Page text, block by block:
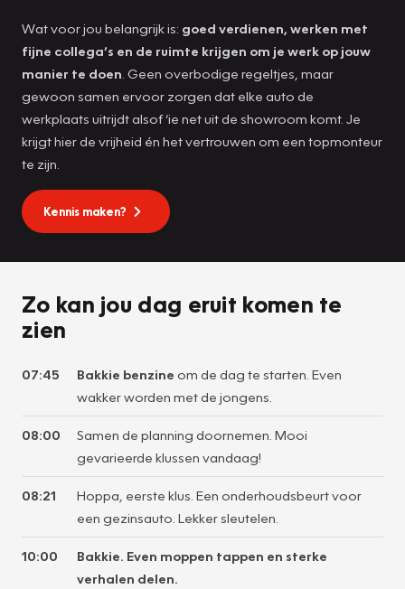
Wat voor jou belangrijk is: goed verdienen, werken met
fijne collega’s en de ruimte krijgen om je werk op jouw
manier te doen . Geen overbodige regeltjes, maar
gewoon samen ervoor zorgen dat elke auto de
werkplaats uitrijdt alsof ‘ie net uit de showroom komt. Je
krijgt hier de vrijheid én het vertrouwen om een topmonteur
te zijn.
Kennis maken?
Zo kan jou dag eruit komen te
zien
07:45 Bakkie benzine om de dag te starten. Even
wakker worden met de jongens.
08:00
Samen de planning doornemen. Mooi
gevarieerde klussen vandaag!
08:21
Hoppa, eerste klus. Een onderhoudsbeurt voor
een gezinsauto. Lekker sleutelen.
10:00
Bakkie. Even moppen tappen en sterke
verhalen delen.